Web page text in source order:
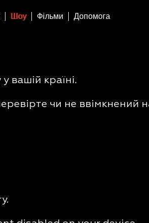
Шоу Фільми Допомога